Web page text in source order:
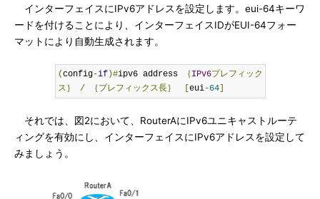
インターフェイスにIPv6アドレスを設定します。eui-64キーワ
ードを付けることにより、インターフェイスIDがEUI-64フォー
マットにより自動生成されます。
(config-if)#ipv6 address ｛ IPv6プレフィック
ス｝
/ ｛プレフィックス長｝　[ eui-64]
それでは、図2において、RouterAにIPv6ユニキャストルーテ
ィングを有効にし、インターフェイスにIPv6アドレスを設定して
みましょう。